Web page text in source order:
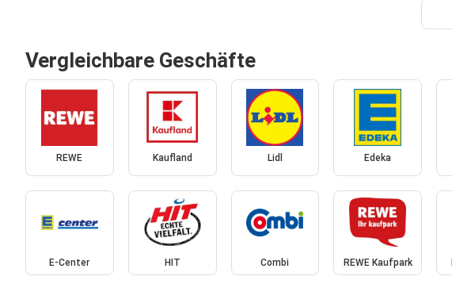
Vergleichbare Geschäfte
REWE Kaufland Lidl Edeka
E-Center HIT Combi REWE Kaufpark